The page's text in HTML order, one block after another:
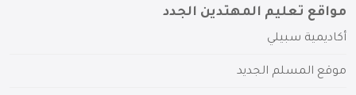
مواقع تعليم المهتدين الجدد
أكاديمية سبيلي
موقع المسلم الجديد